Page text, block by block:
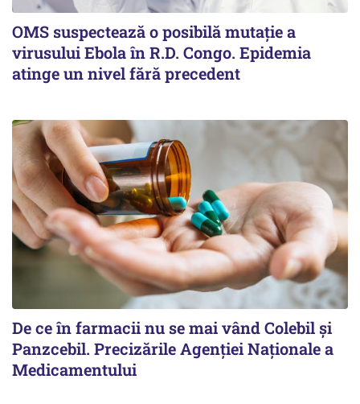
OMS suspectează o posibilă mutație a
virusului Ebola în R.D. Congo. Epidemia
atinge un nivel fără precedent
De ce în farmacii nu se mai vând Colebil și
Panzcebil. Precizările Agenției Naționale a
Medicamentului